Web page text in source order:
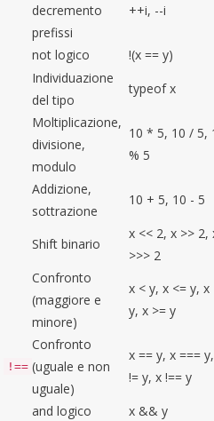
decremento
prefissi
++i, --i
not logico
!(x == y)
Individuazione
del tipo
typeof x
Moltiplicazione,
divisione,
modulo
10 * 5, 10 / 5,
% 5
Addizione,
sottrazione
10 + 5, 10 - 5
Shift binario
x << 2, x >> 2,
>>> 2
Confronto
(maggiore e
minore)
x < y, x <= y, x
y, x >= y
!==
Confronto
(uguale e non
uguale)
x == y, x ===
!= y, x !== y
and logico
x && y